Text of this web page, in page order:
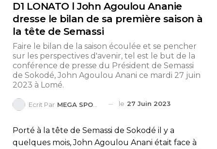
D1 LONATO l John Agoulou Ananie
dresse le bilan de sa première saison à
la tête de Semassi
Faire le bilan de la saison écoulée et se pencher
sur les perspectives d'avenir, tel est le but de la
conférence de presse du Président de Semassi
de Sokodé, John Agoulou Anani ce mardi 27 juin
2023 à Lomé.
Ecrit Par MEGA SPORTS le 27 Juin 2023
Porté à la tête de Semassi de Sokodé il y a
quelques mois, John Agoulou Anani était face à